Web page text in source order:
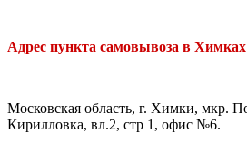
Адрес пункта самовывоза в
Московская область, г. Химки, мкр.
Кирилловка, вл.2, стр 1, офис №6.